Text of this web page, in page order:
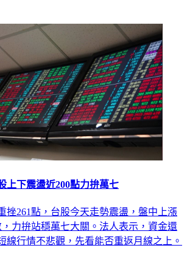
下震盪近200點力拚萬七
挫261點，台股今天走勢震盪，盤中上漲
力拚站穩萬七大關。法人表示，資金還
線行情不悲觀，先看能否重返月線之上。